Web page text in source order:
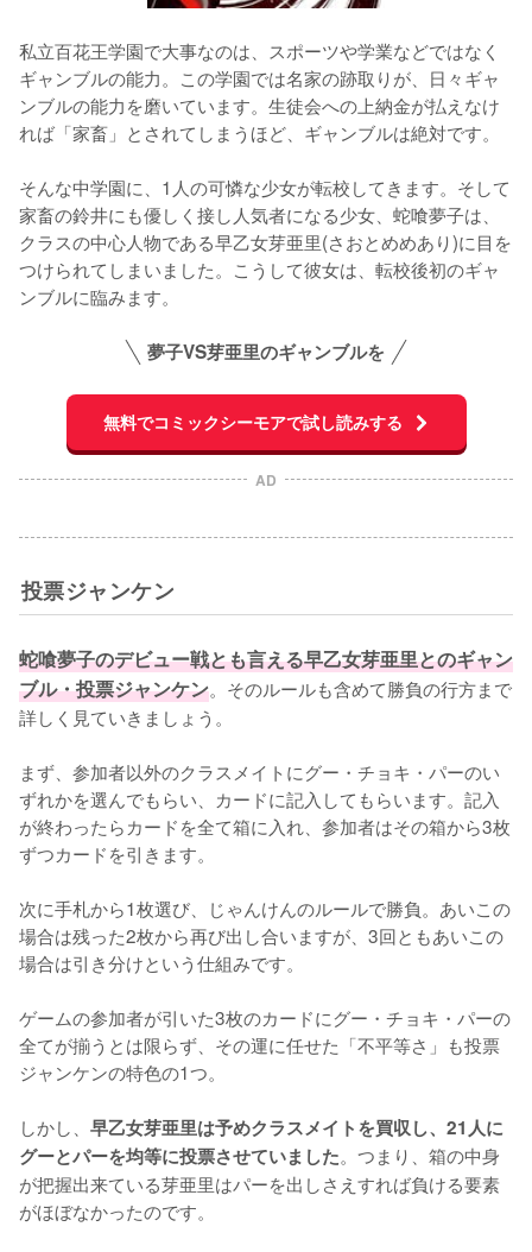
私立百花王学園で大事なのは、スポーツや学業などではなく
ギャンブルの能力。この学園では名家の跡取りが、日々ギャ
ンブルの能力を磨いています。生徒会への上納金が払えなけ
れば「家畜」とされてしまうほど、ギャンブルは絶対です。
そんな中学園に、1人の可憐な少女が転校してきます。そして
家畜の鈴井にも優しく接し人気者になる少女、蛇喰夢子は、
クラスの中心人物である早乙女芽亜里(さおとめめあり)に目を
つけられてしまいました。こうして彼女は、転校後初のギャ
ンブルに臨みます。
夢子VS芽亜里のギャンブルを
無料でコミックシーモアで試し読みする
AD
投票ジャンケン
蛇喰夢子のデビュー戦とも言える早乙女芽亜里とのギャン
ブル・投票ジャンケン。そのルールも含めて勝負の行方まで
詳しく見ていきましょう。
まず、参加者以外のクラスメイトにグー・チョキ・パーのい
ずれかを選んでもらい、カードに記入してもらいます。記入
が終わったらカードを全て箱に入れ、参加者はその箱から3枚
ずつカードを引きます。
次に手札から1枚選び、じゃんけんのルールで勝負。あいこの
場合は残った2枚から再び出し合いますが、3回ともあいこの
場合は引き分けという仕組みです。
ゲームの参加者が引いた3枚のカードにグー・チョキ・パーの
全てが揃うとは限らず、その運に任せた「不平等さ」も投票
ジャンケンの特色の1つ。
しかし、 早乙女芽亜里は予めクラスメイトを買収し、21人に
グーとパーを均等に投票させていました。つまり、箱の中身
が把握出来ている芽亜里はパーを出しさえすれば負ける要素
がほぼなかったのです。